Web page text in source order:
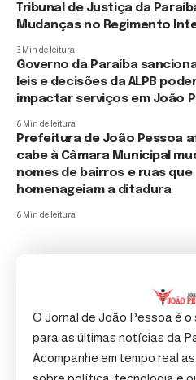
Tribunal de Justiça da
Mudanças no Regimento
3 Min de leitura
Governo da Paraíba
leis e decisões da ALPB
impactar serviços em João
6 Min de leitura
Prefeitura de João Pessoa
cabe à Câmara Municipal
nomes de bairros e ruas que
homenageiam a ditadura
6 Min de leitura
O Jornal de João Pessoa é
para as últimas notícias da
Acompanhe em tempo real